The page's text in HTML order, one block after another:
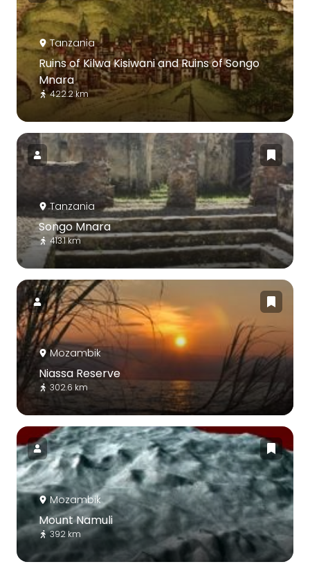
Tanzania
Ruins of Kilwa Kisiwani and Ruins of Songo
Mnara
422.2 km
Tanzania
Songo Mnara
413.1 km
Mozambik
Niassa Reserve
302.6 km
Mozambik
Mount Namuli
392 km